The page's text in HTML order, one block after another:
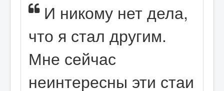
Поиск
И никому нет дела,
что я стал другим.
Мне сейчас
неинтересны эти стаи